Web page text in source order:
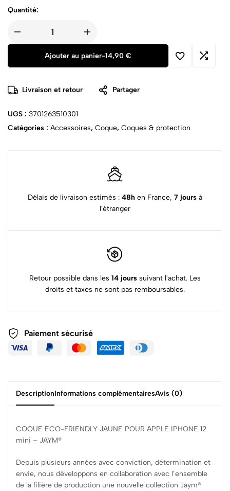
Quantité:
Ajouter au panier-14,90 €
Livraison et retour Partager
UGS : 3701263510301
Catégories : Accessoires, Coque, Coques & protection
Délais de livraison estimés : 48h en France, 7 jours à
l'étranger
Retour possible dans les 14 jours suivant l'achat. Les
droits et taxes ne sont pas remboursables.
Paiement sécurisé
DescriptionInformations complémentairesAvis (0)
COQUE ECO-FRIENDLY JAUNE POUR APPLE IPHONE 12
mini – JAYM®
Depuis plusieurs années avec conviction, détermination et
envie, nous développons en collaboration avec l’ensemble
de la filière de production une nouvelle collection Jaym®